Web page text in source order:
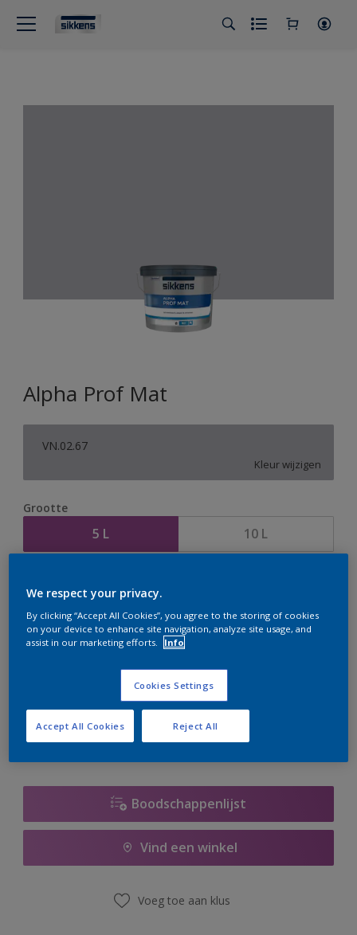
Alpha Prof Mat
VN.02.67
Kleur wijzigen
Grootte
5 L 10 L
Bereken
Op dit moment is het niet mogelijk dit product online
te bestellen. Houd de website in de gaten, we werken
er hard aan om de voorraad aan te vullen.
Boodschappenlijst
Vind een winkel
Voeg toe aan klus
We respect your privacy.
By clicking “Accept All Cookies”, you agree to the storing of cookies
on your device to enhance site navigation, analyze site usage, and
assist in our marketing efforts.
Info
Cookies Settings
Reject All
Accept All Cookies